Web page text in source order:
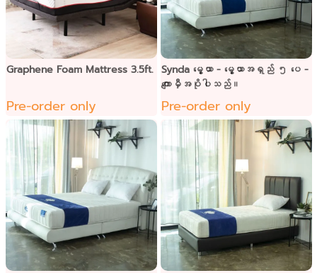
Graphene Foam Mattress 3.5ft.
Pre-order only
Synda မွေ့ယာ - မွေ့ယာအရှည် ၅ ပေ -
ကျောမှီအပိုပါသည်။
Pre-order only